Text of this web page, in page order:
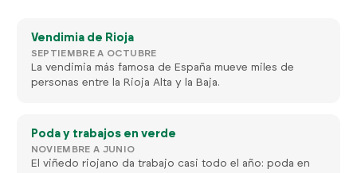
Vendimia de Rioja
SEPTIEMBRE A OCTUBRE
La vendimia más famosa de España mueve miles de
personas entre la Rioja Alta y la Baja.
Poda y trabajos en verde
NOVIEMBRE A JUNIO
El viñedo riojano da trabajo casi todo el año: poda en